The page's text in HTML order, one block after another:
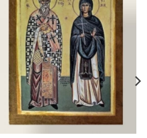
στα
αγαπημένα